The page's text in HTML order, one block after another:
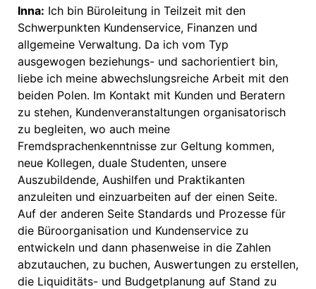
Inna: Ich bin Büroleitung in Teilzeit mit den
Schwerpunkten Kundenservice, Finanzen und
allgemeine Verwaltung. Da ich vom Typ
ausgewogen beziehungs- und sachorientiert bin,
liebe ich meine abwechslungsreiche Arbeit mit den
beiden Polen. Im Kontakt mit Kunden und Beratern
zu stehen, Kundenveranstaltungen organisatorisch
zu begleiten, wo auch meine
Fremdsprachenkenntnisse zur Geltung kommen,
neue Kollegen, duale Studenten, unsere
Auszubildende, Aushilfen und Praktikanten
anzuleiten und einzuarbeiten auf der einen Seite.
Auf der anderen Seite Standards und Prozesse für
die Büroorganisation und Kundenservice zu
entwickeln und dann phasenweise in die Zahlen
abzutauchen, zu buchen, Auswertungen zu erstellen,
die Liquiditäts- und Budgetplanung auf Stand zu